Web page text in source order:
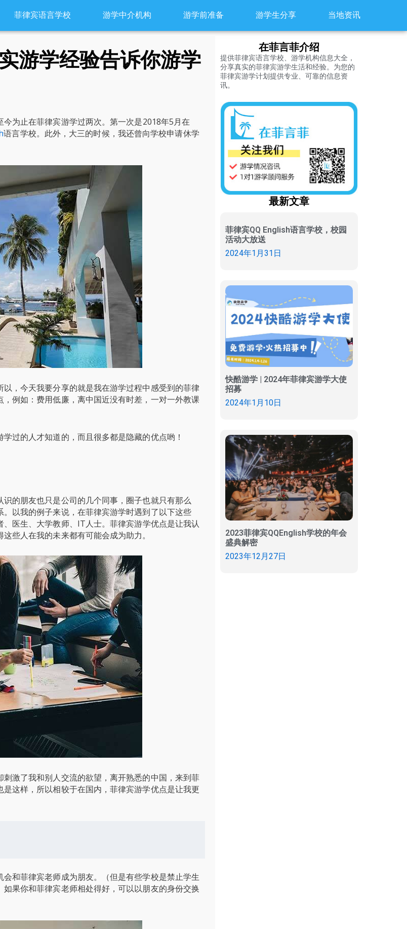
菲律宾语言学校 游学中介机构 游学前准备 游学生分享 当地资讯
游学经验告诉你游学
为止在菲律宾游学过两次。第一次是2018年5月在
语言学校。此外，大三的时候，我还曾向学校申请休学
，今天我要分享的就是我在游学过程中感受到的菲律
例如：费用低廉，离中国近没有时差，一对一外教课
过的人才知道的，而且很多都是隐藏的优点哟！
的朋友也只是公司的几个同事，圈子也就只有那么
以我的例子来说，在菲律宾游学时遇到了以下这些
医生、大学教师、IT人士。菲律宾游学优点是让我认
些人在我的未来都有可能会成为助力。
激了我和别人交流的欲望，离开熟悉的中国，来到菲
这样，所以相较于在国内，菲律宾游学优点是让我更
和菲律宾老师成为朋友。（但是有些学校是禁止学生
果你和菲律宾老师相处得好，可以以朋友的身份交换
在菲言菲介绍
提供菲律宾语言学校、游学机构信息大全，
分享真实的菲律宾游学生活和经验。为您的
菲律宾游学计划提供专业、可靠的信息资
讯。
最新文章
菲律宾QQ English语言学校，校园
活动大放送
2024年1月31日
快酷游学 | 2024年菲律宾游学大使
招募
2024年1月10日
2023菲律宾QQEnglish学校的年会
盛典解密
2023年12月27日